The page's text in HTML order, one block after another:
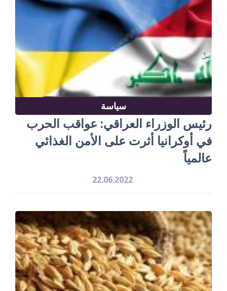
سياسة
رئيس الوزراء العراقي: عواقب الحرب
في أوكرانيا أثرت على الأمن الغذائي
عالمياً
22.06.2022